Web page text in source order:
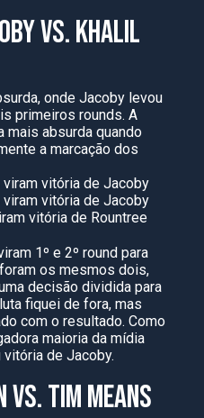
VS. KHALIL
onde Jacoby levou
primeiros rounds. A
mais absurda quando
a marcação dos
viram vitória de Jacoby
viram vitória de Jacoby
vitória de Rountree
1º e 2º round para
os mesmos dois,
decisão dividida para
fiquei de fora, mas
com o resultado. Como
maioria da mídia
de Jacoby.
VS. TIM MEANS